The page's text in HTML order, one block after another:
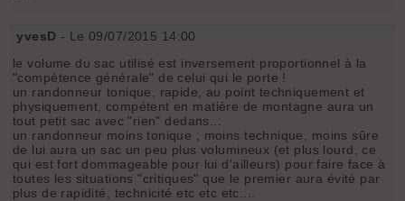
yvesD - Le 09/07/2015 14:00
le volume du sac utilisé est inversement proportionnel à la
"compétence générale" de celui qui le porte !
un randonneur tonique, rapide, au point techniquement et
physiquement, compétent en matière de montagne aura un
tout petit sac avec "rien" dedans...
un randonneur moins tonique , moins technique, moins sûre
de lui aura un sac un peu plus volumineux (et plus lourd, ce
qui est fort dommageable pour lui d'ailleurs) pour faire face à
toutes les situations "critiques" que le premier aura évité par
plus de rapidité, technicité etc etc etc....